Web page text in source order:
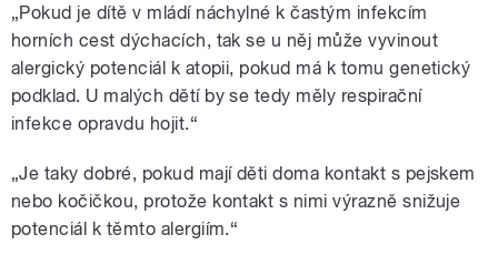
„Pokud je dítě v mládí náchylné k častým infekcím
horních cest dýchacích, tak se u něj může vyvinout
alergický potenciál k atopii, pokud má k tomu genetický
podklad. U malých dětí by se tedy měly respirační
infekce opravdu hojit.“
„Je taky dobré, pokud mají děti doma kontakt s pejskem
nebo kočičkou, protože kontakt s nimi výrazně snižuje
potenciál k těmto alergiím.“